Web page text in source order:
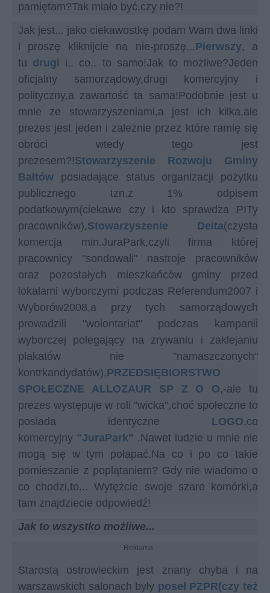
pamiętam?Tak miało być,czy nie?!
Jak jest... jako ciekawostkę podam Wam dwa linki
i proszę kliknijcie na nie-proszę...Pierwszy, a
tu drugi i.. co.. to samo!Jak to możliwe?Jeden
oficjalny samorządowy,drugi komercyjny i
polityczny,a zawartość ta sama!Podobnie jest u
mnie ze stowarzyszeniami,a jest ich kilka,ale
prezes jest jeden i zależnie przez które ramię się
obróci wtedy tego jest
prezesem?!Stowarzyszenie Rozwoju Gminy
Bałtów posiadające status organizacji pożytku
publicznego tzn.z 1% odpisem
podatkowym(ciekawe czy i kto sprawdza PITy
pracowników),Stowarzyszenie Delta(czysta
komercja min.JuraPark,czyli firma której
pracownicy "sondowali" nastroje pracowników
oraz pozostałych mieszkańców gminy przed
lokalami wyborczymi podczas Referendum2007 i
Wyborów2008,a przy tych samorządowych
prowadzili "wolontariat" podczas kampanii
wyborczej polegający na zrywaniu i zaklejaniu
plakatów nie "namaszczonych"
kontrkandydatów),PRZEDSIĘBIORSTWO
SPOŁECZNE ALLOZAUR SP Z O O,-ale tu
prezes występuje w roli "wicka",choć społeczne to
posiada identyczne LOGO,co
komercyjny "JuraPark" .Nawet ludzie u mnie nie
mogą się w tym połapać.Na co i po co takie
pomieszanie z poplątaniem? Gdy nie wiadomo o
co chodzi,to... Wytężcie swoje szare komórki,a
tam znajdziecie odpowiedź!
Jak to wszystko możliwe...
Reklama
Starostą ostrowieckim jest znany chyba i na
warszawskich salonach były poseł PZPR(czy też